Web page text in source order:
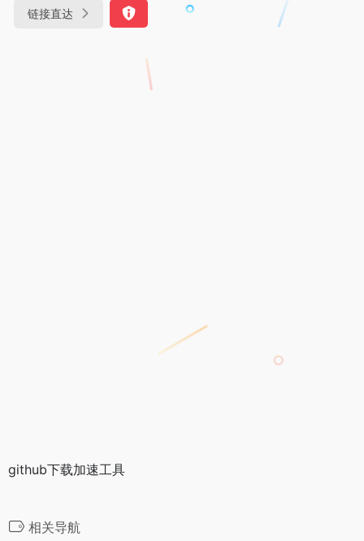
链接直达
github下载加速工具
相关导航